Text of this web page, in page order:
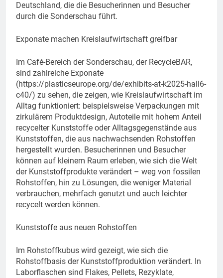
Deutschland, die die Besucherinnen und Besucher
durch die Sonderschau führt.
Exponate machen Kreislaufwirtschaft greifbar
Im Café-Bereich der Sonderschau, der RecycleBAR,
sind zahlreiche Exponate
(https://plasticseurope.org/de/exhibits-at-k2025-hall6-
c40/) zu sehen, die zeigen, wie Kreislaufwirtschaft im
Alltag funktioniert: beispielsweise Verpackungen mit
zirkulärem Produktdesign, Autoteile mit hohem Anteil
recycelter Kunststoffe oder Alltagsgegenstände aus
Kunststoffen, die aus nachwachsenden Rohstoffen
hergestellt wurden. Besucherinnen und Besucher
können auf kleinem Raum erleben, wie sich die Welt
der Kunststoffprodukte verändert – weg von fossilen
Rohstoffen, hin zu Lösungen, die weniger Material
verbrauchen, mehrfach genutzt und auch leichter
recycelt werden können.
Kunststoffe aus neuen Rohstoffen
Im Rohstoffkubus wird gezeigt, wie sich die
Rohstoffbasis der Kunststoffproduktion verändert. In
Laborflaschen sind Flakes, Pellets, Rezyklate,